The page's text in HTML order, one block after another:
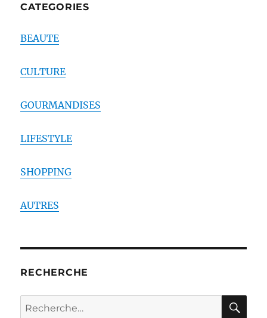
CATEGORIES
BEAUTE
CULTURE
GOURMANDISES
LIFESTYLE
SHOPPING
AUTRES
RECHERCHE
Recherche